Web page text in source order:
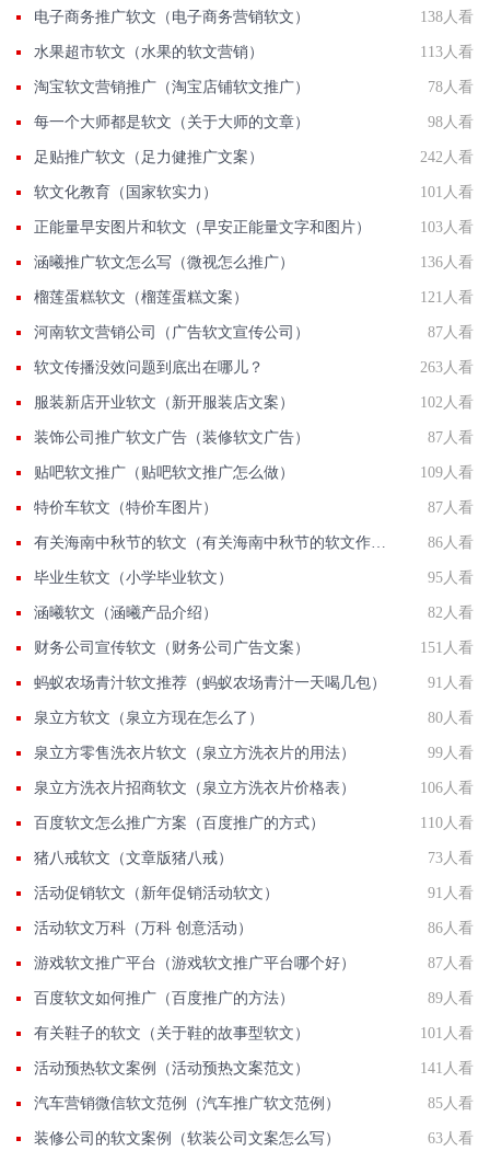
电子商务推广软文（电子商务营销软文） 138人看
水果超市软文（水果的软文营销） 113人看
淘宝软文营销推广（淘宝店铺软文推广） 78人看
每一个大师都是软文（关于大师的文章） 98人看
足贴推广软文（足力健推广文案） 242人看
软文化教育（国家软实力） 101人看
正能量早安图片和软文（早安正能量文字和图片） 103人看
涵曦推广软文怎么写（微视怎么推广） 136人看
榴莲蛋糕软文（榴莲蛋糕文案） 121人看
河南软文营销公司（广告软文宣传公司） 87人看
软文传播没效问题到底出在哪儿？ 263人看
服装新店开业软文（新开服装店文案） 102人看
装饰公司推广软文广告（装修软文广告） 87人看
贴吧软文推广（贴吧软文推广怎么做） 109人看
特价车软文（特价车图片） 87人看
86人看
毕业生软文（小学毕业软文） 95人看
涵曦软文（涵曦产品介绍） 82人看
财务公司宣传软文（财务公司广告文案） 151人看
蚂蚁农场青汁软文推荐（蚂蚁农场青汁一天喝几包） 91人看
泉立方软文（泉立方现在怎么了） 80人看
泉立方零售洗衣片软文（泉立方洗衣片的用法） 99人看
泉立方洗衣片招商软文（泉立方洗衣片价格表） 106人看
百度软文怎么推广方案（百度推广的方式） 110人看
猪八戒软文（文章版猪八戒） 73人看
活动促销软文（新年促销活动软文） 91人看
活动软文万科（万科 创意活动） 86人看
游戏软文推广平台（游戏软文推广平台哪个好） 87人看
百度软文如何推广（百度推广的方法） 89人看
有关鞋子的软文（关于鞋的故事型软文） 101人看
活动预热软文案例（活动预热文案范文） 141人看
汽车营销微信软文范例（汽车推广软文范例） 85人看
装修公司的软文案例（软装公司文案怎么写） 63人看